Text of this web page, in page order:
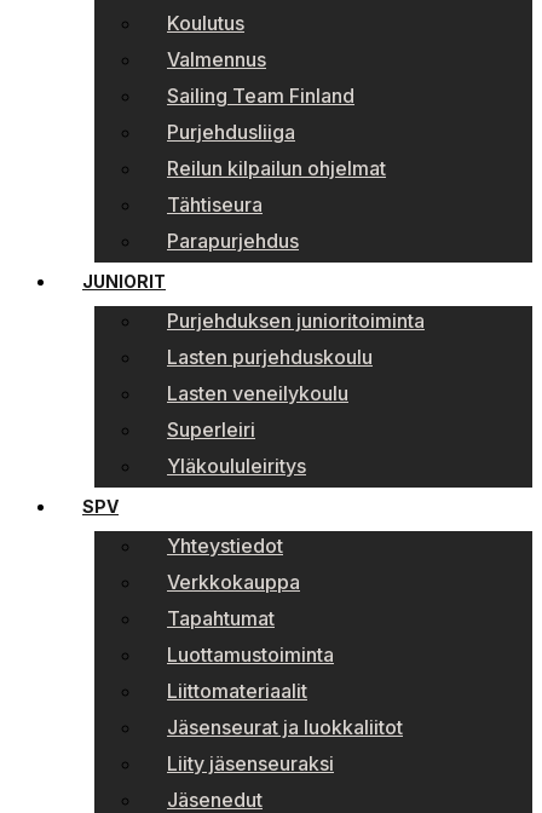
Koulutus
Valmennus
Sailing Team Finland
Purjehdusliiga
Reilun kilpailun ohjelmat
Tähtiseura
Parapurjehdus
JUNIORIT
Purjehduksen junioritoiminta
Lasten purjehduskoulu
Lasten veneilykoulu
Superleiri
Yläkoululeiritys
SPV
Yhteystiedot
Verkkokauppa
Tapahtumat
Luottamustoiminta
Liittomateriaalit
Jäsenseurat ja luokkaliitot
Liity jäsenseuraksi
Jäsenedut